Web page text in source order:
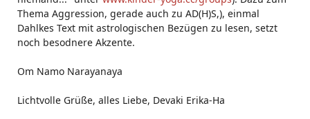
Thema Aggression, gerade auch zu AD(H)S,), einmal
Dahlkes Text mit astrologischen Bezügen zu lesen, setzt
noch besodnere Akzente.
Om Namo Narayanaya
Lichtvolle Grüße, alles Liebe, Devaki Erika-Ha